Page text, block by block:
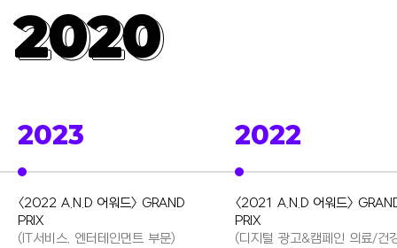
2020
2020
2023
<2022 A.N.D 어워드> GRAND
PRIX
(IT서비스, 엔터테인먼트 부문)
2022
<2021 A.N.D 어워드>
PRIX
(디지털 광고&캠페인 의료/건